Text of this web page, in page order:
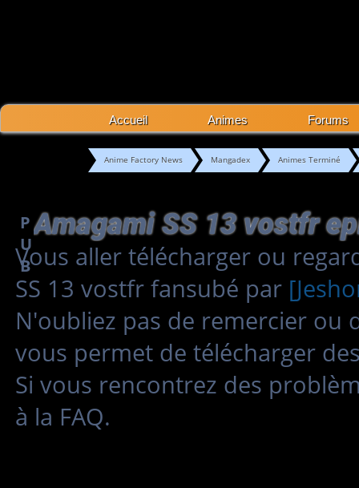
Accueil Animes Forums
Anime Factory News Mangadex Animes Terminé
P
U
B
Vous aller télécharger ou
SS 13 vostfr fansubé par
N'oubliez pas de remercier ou
vous permet de télécharger
Si vous rencontrez des
à la FAQ.